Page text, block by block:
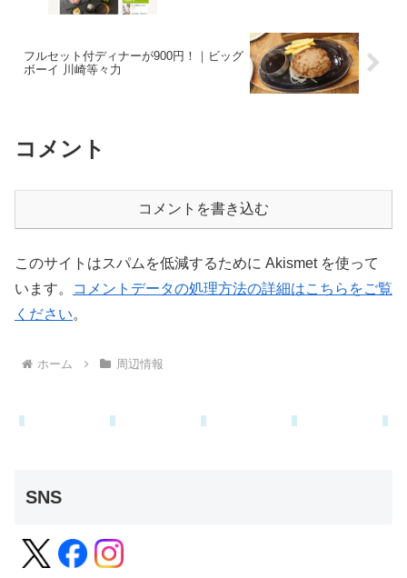
フルセット付ディナーが900円！｜ビッグ
ボーイ 川崎等々力
コメント
コメントを書き込む
このサイトはスパムを低減するために Akismet を使って
います。
コメントデータの処理方法の詳細はこちらをご覧
ください。
ホーム 周辺情報
SNS